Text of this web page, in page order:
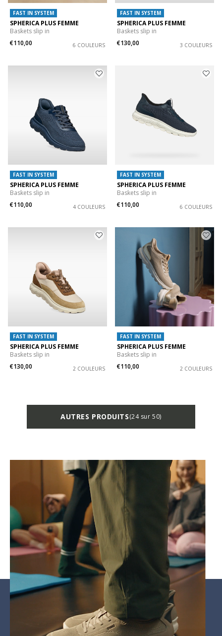
FAST IN SYSTEM
SPHERICA PLUS FEMME
Baskets slip in
€110,00
6 COULEURS
FAST IN SYSTEM
SPHERICA PLUS FEMME
Baskets slip in
€130,00
3 COULEURS
FAST IN SYSTEM
SPHERICA PLUS FEMME
Baskets slip in
€110,00
4 COULEURS
FAST IN SYSTEM
SPHERICA PLUS FEMME
Baskets slip in
€110,00
6 COULEURS
FAST IN SYSTEM
SPHERICA PLUS FEMME
Baskets slip in
€130,00
2 COULEURS
FAST IN SYSTEM
SPHERICA PLUS FEMME
Baskets slip in
€110,00
2 COULEURS
AUTRES PRODUITS(24 sur 50)